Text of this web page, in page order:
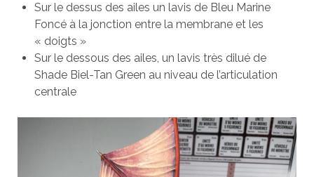
Sur le dessus des ailes un lavis de Bleu Marine
Foncé à la jonction entre la membrane et les
« doigts »
Sur le dessous des ailes, un lavis très dilué de
Shade Biel-Tan Green au niveau de l’articulation
centrale